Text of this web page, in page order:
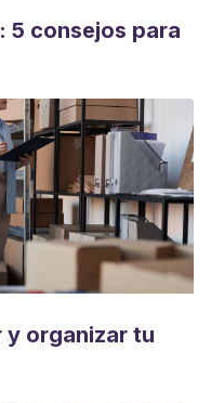
5 consejos para
y organizar tu